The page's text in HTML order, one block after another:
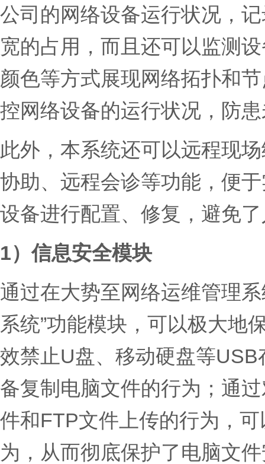
公司的网络设备运行状况，
宽的占用，而且还可以监测
颜色等方式展现网络拓扑和
控网络设备的运行状况，
此外，本系统还可以远程现
协助、远程会诊等功能，便
设备进行配置、修复，避免
1）信息安全模块
通过在大势至网络运维管理
系统”功能模块，可以极大地
效禁止U盘、移动硬盘等
备复制电脑文件的行为；通
件和FTP文件上传的行为，
为，从而彻底保护了电脑文